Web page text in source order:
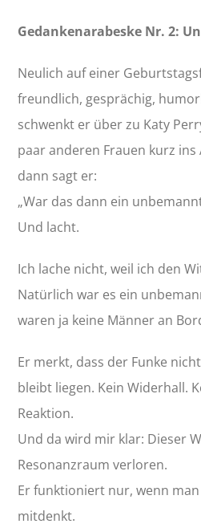
Gedankenarabeske Nr. 2:
Neulich auf einer
freundlich, gesprächig,
schwenkt er über zu Katy
paar anderen Frauen kurz ins
dann sagt er:
„War das dann ein
Und lacht.
Ich lache nicht, weil ich den
Natürlich war es ein
waren ja keine Männer an
Er merkt, dass der Funke
bleibt liegen. Kein Widerhall.
Reaktion.
Und da wird mir klar: Dieser
Resonanzraum verloren.
Er funktioniert nur, wenn
mitdenkt.